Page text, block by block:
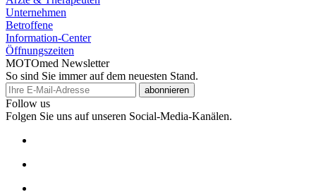
Unternehmen
Betroffene
Information-Center
Öffnungszeiten
MOTOmed Newsletter
So sind Sie immer auf dem neuesten Stand.
abonnieren
Follow us
Folgen Sie uns auf unseren Social-Media-Kanälen.